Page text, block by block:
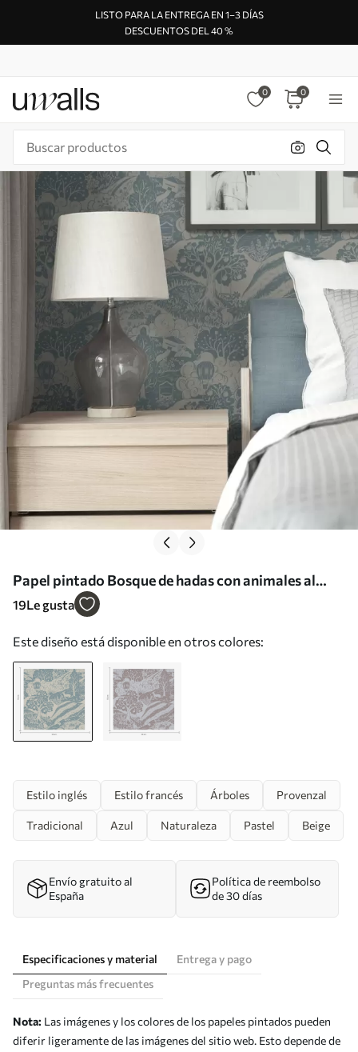
LISTO PARA LA ENTREGA EN 1–3 DÍAS
DESCUENTOS DEL 40 %
0 0
Papel pintado Bosque de hadas con animales al
estilo de la ilustración infantil Nr. a00172
19Le gusta
Este diseño está disponible en otros colores:
Estilo inglés Estilo francés Árboles Provenzal
Tradicional Azul Naturaleza Pastel Beige
Envío gratuito al
España
Política de reembolso
de 30 días
Especificaciones y material
Entrega y pago
Preguntas más frecuentes
Nota: Las imágenes y los colores de los papeles pintados pueden
diferir ligeramente de las imágenes del sitio web. Esto depende de